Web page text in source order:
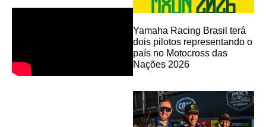
Yamaha Racing Brasil terá
dois pilotos representando o
país no Motocross das
Nações 2026